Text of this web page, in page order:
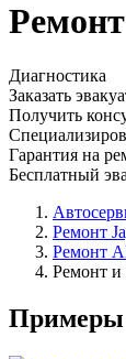
Диагностика
Заказать
Получить
Гарантия на
Бесплатный
Ремонт
Ремонт
Ремонт и
Примеры